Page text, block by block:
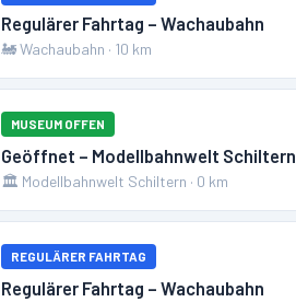
Regulärer Fahrtag – Wachaubahn
🚂Wachaubahn · 10 km
MUSEUM OFFEN
Geöffnet – Modellbahnwelt Schiltern
🏛️ Modellbahnwelt Schiltern · 0 km
REGULÄRER FAHRTAG
Regulärer Fahrtag – Wachaubahn